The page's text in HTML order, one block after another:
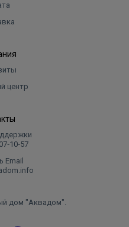
центр
Email
дом "Аквадом".